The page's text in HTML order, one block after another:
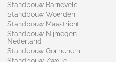
Standbouw Barneveld
Standbouw Woerden
Standbouw Maastricht
Standbouw Nijmegen,
Nederland
Standbouw Gorinchem
Standbouw Zwolle